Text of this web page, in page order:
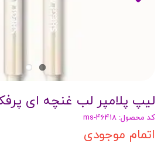
لیپ پلامپر لب غنچه ای
کد محصول: ms-46418
اتمام موجودی